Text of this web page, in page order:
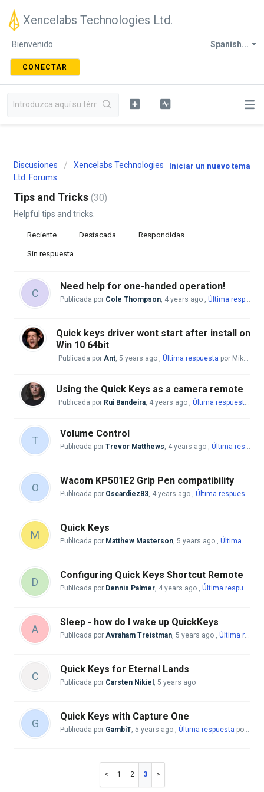
Xencelabs Technologies Ltd.
Spanish...
Bienvenido
CONECTAR
Iniciar un nuevo tema
Discusiones
Xencelabs Technologies
Ltd. Forums
Tips and Tricks 30
Helpful tips and tricks.
Reciente Destacada Respondidas
Sin respuesta
C
Need help for one-handed operation!
Publicada por Cole Thompson, 4 years ago , Última respuesta
Quick keys driver wont start after install on
Win 10 64bit
Publicada por Ant, 5 years ago , Última respuesta por Mike McBride
Using the Quick Keys as a camera remote
Publicada por Rui Bandeira, 4 years ago , Última respuesta por
T
Volume Control
Publicada por Trevor Matthews, 4 years ago , Última respuesta
O
Wacom KP501E2 Grip Pen compatibility
Publicada por Oscardiez83, 4 years ago , Última respuesta
M
Quick Keys
Publicada por Matthew Masterson, 5 years ago , Última respuesta
D
Configuring Quick Keys Shortcut Remote
Publicada por Dennis Palmer, 4 years ago , Última respuesta
A
Sleep - how do I wake up QuickKeys
Publicada por Avraham Treistman, 5 years ago , Última respuesta
C
Quick Keys for Eternal Lands
Publicada por Carsten Nikiel , 5 years ago
G
Quick Keys with Capture One
Publicada por GambiT, 5 years ago , Última respuesta por Mike McBride
1 2 3